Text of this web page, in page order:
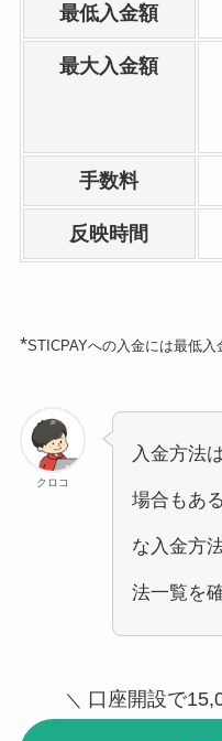
最低入金額
最大入金額
手数料
反映時間
*STICPAYへの入金には最低
クロコ
入金方法
場合もあ
な入金方
法一覧を
＼ 口座開設で